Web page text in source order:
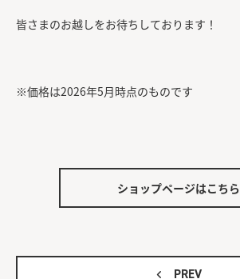
皆さまのお越しをお待ちしております！
※価格は2026年5月時点のものです
ショップページはこちら
PREV